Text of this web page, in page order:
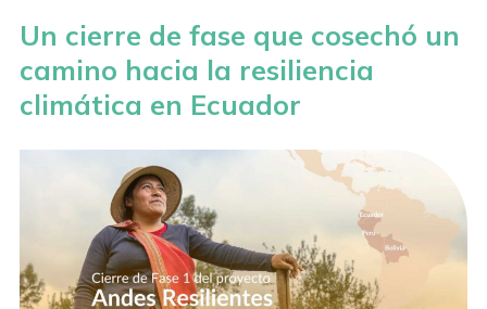
Un cierre de fase que cosechó un
camino hacia la resiliencia
climática en Ecuador